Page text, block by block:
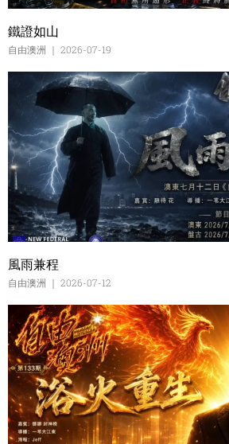
鐵證如山
自由澳洲 2026-07-19
風雨兼程
自由澳洲 2026-07-12